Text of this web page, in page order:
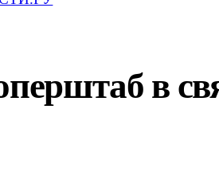
в